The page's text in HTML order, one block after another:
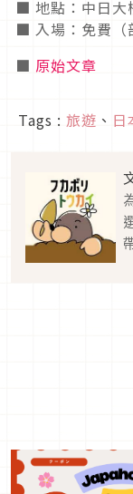
■ 地點：中日大
■ 入場：免費（
■ 原始文章
Tags : 旅遊 、 日